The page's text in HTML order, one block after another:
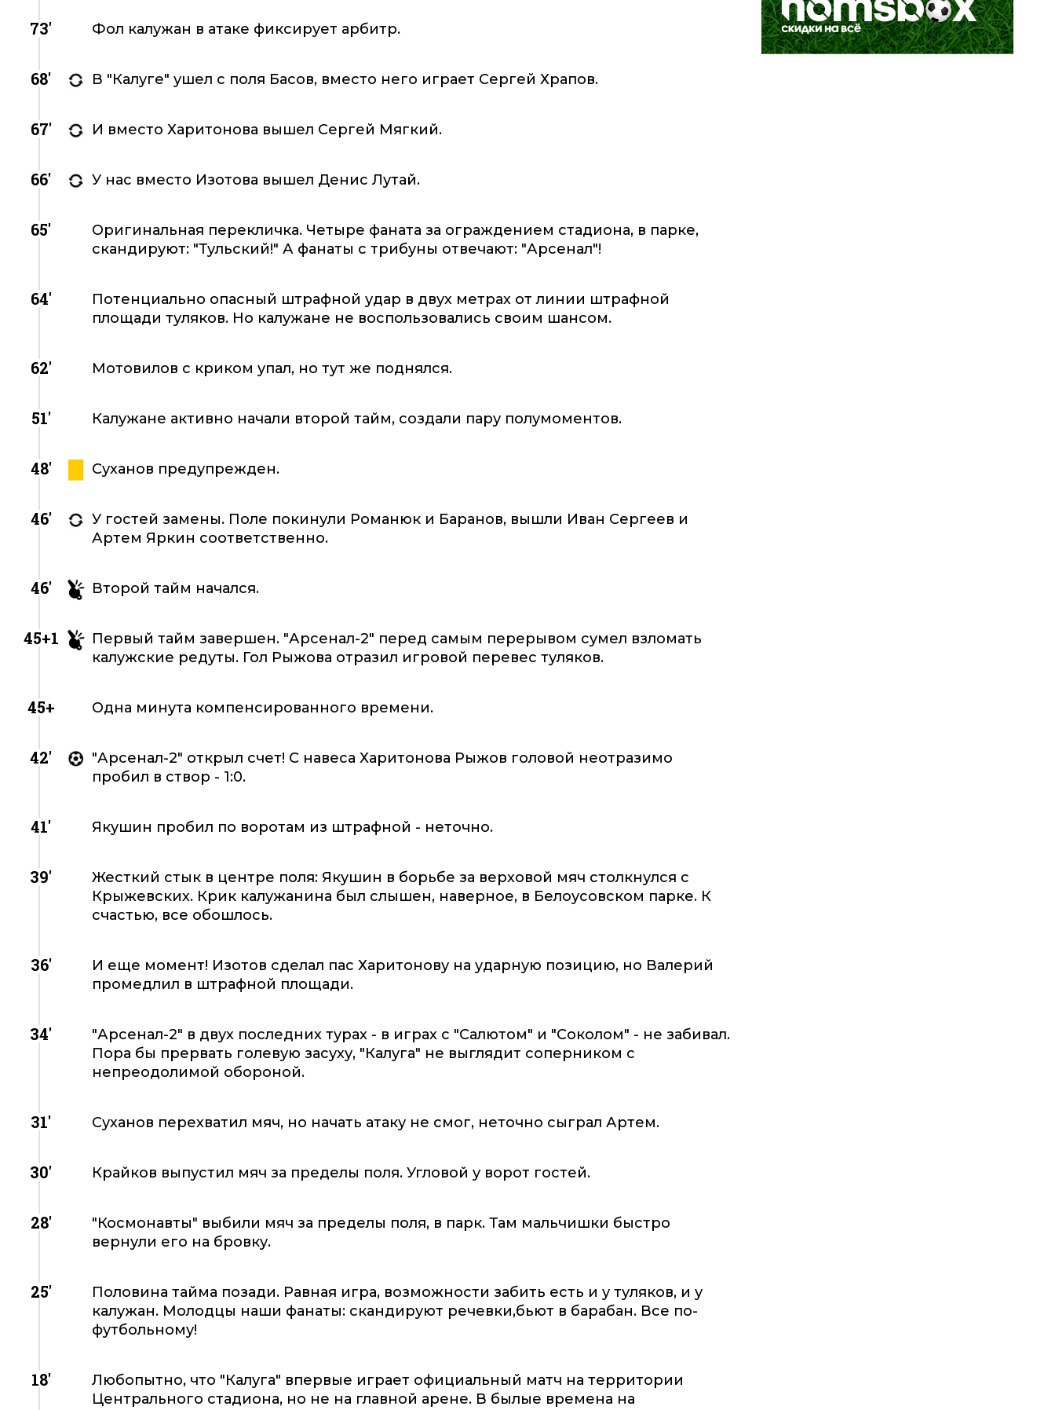
73' Фол калужан в атаке фиксирует арбитр.
68' В "Калуге" ушел с поля Басов, вместо него играет Сергей Храпов.
67' И вместо Харитонова вышел Сергей Мягкий.
66' У нас вместо Изотова вышел Денис Лутай.
65'
Оригинальная перекличка. Четыре фаната за ограждением стадиона, в парке,
скандируют: "Тульский!" А фанаты с трибуны отвечают: "Арсенал"!
64'
Потенциально опасный штрафной удар в двух метрах от линии штрафной
площади туляков. Но калужане не воспользовались своим шансом.
62' Мотовилов с криком упал, но тут же поднялся.
51' Калужане активно начали второй тайм, создали пару полумоментов.
48' Суханов предупрежден.
46'
У гостей замены. Поле покинули Романюк и Баранов, вышли Иван Сергеев и
Артем Яркин соответственно.
46' Второй тайм начался.
45+1
Первый тайм завершен. "Арсенал-2" перед самым перерывом сумел взломать
калужские редуты. Гол Рыжова отразил игровой перевес туляков.
45+ Одна минута компенсированного времени.
42'
"Арсенал-2" открыл счет! С навеса Харитонова Рыжов головой неотразимо
пробил в створ - 1:0.
41' Якушин пробил по воротам из штрафной - неточно.
39'
Жесткий стык в центре поля: Якушин в борьбе за верховой мяч столкнулся с
Крыжевских. Крик калужанина был слышен, наверное, в Белоусовском парке. К
счастью, все обошлось.
36'
И еще момент! Изотов сделал пас Харитонову на ударную позицию, но Валерий
промедлил в штрафной площади.
34'
"Арсенал-2" в двух последних турах - в играх с "Салютом" и "Соколом" - не забивал.
Пора бы прервать голевую засуху, "Калуга" не выглядит соперником с
непреодолимой обороной.
31' Суханов перехватил мяч, но начать атаку не смог, неточно сыграл Артем.
30' Крайков выпустил мяч за пределы поля. Угловой у ворот гостей.
28'
"Космонавты" выбили мяч за пределы поля, в парк. Там мальчишки быстро
вернули его на бровку.
25'
Половина тайма позади. Равная игра, возможности забить есть и у туляков, и у
калужан. Молодцы наши фанаты: скандируют речевки,бьют в барабан. Все по-
футбольному!
18'
Любопытно, что "Калуга" впервые играет официальный матч на территории
Центрального стадиона, но не на главной арене. В былые времена на